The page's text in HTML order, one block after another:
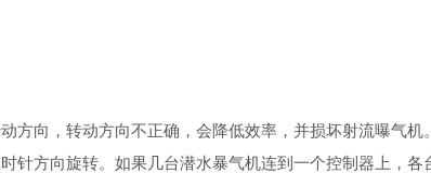
方向，转动方向不正确，会降低效率，并损坏射流曝气机。
针方向旋转。如果几台潜水暴气机连到一个控制器上，各